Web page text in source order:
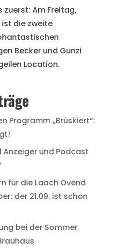
zuerst: Am Freitag,
ist die zweite
Becker und Gunzi
Location.
Programm „Brüskiert“:
und Podcast
für die Laach Ovend
der 21.09. ist schon
bei der Sommer